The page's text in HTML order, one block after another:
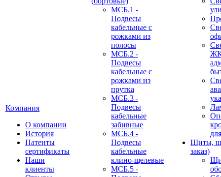
Компания
О компании
История
Патенты
сертификаты
Наши
клиенты
МСБ.1 -
Подвесы
кабельные с
рожками из
полосы
МСБ.2 -
Подвесы
кабельные с
рожками из
прутка
МСБ.3 -
Подвесы
кабельные
забивные
МСБ.4 -
Подвесы
кабельные
клино-щелевые
МСБ.5 -
Щиты,
заказ)